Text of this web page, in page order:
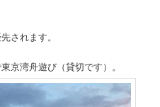
されます。
京湾舟遊び（貸切です）。